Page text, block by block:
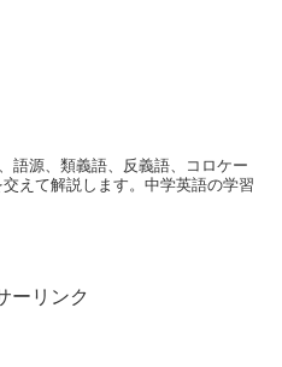
語源、類義語、反義語、コロケー
えて解説します。中学英語の学習
ーリンク